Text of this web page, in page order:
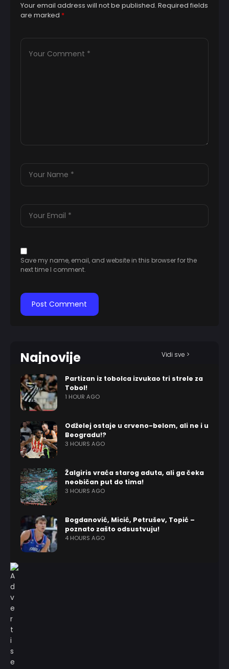
Your email address will not be published. Required fields
are marked *
Save my name, email, and website in this browser for the
next time I comment.
Najnovije Vidi sve >
Partizan iz tobolca izvukao tri strele za
Tobol!
1 HOUR AGO
Odželej ostaje u crveno-belom, ali ne i u
Beogradu!?
3 HOURS AGO
Žalgiris vraća starog aduta, ali ga čeka
neobičan put do tima!
3 HOURS AGO
Bogdanović, Micić, Petrušev, Topić –
poznato zašto odsustvuju!
4 HOURS AGO